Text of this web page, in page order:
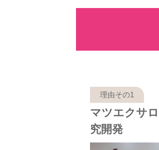
マツエクサ
究開発